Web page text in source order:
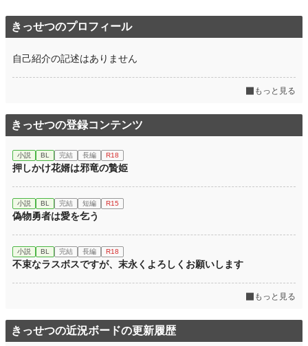
きっせつのプロフィール
自己紹介の記述はありません
もっと見る
きっせつの登録コンテンツ
小説 BL 完結 長編 R18
押しかけ花婿は邪竜の贄姫
小説 BL 完結 短編 R15
偽物勇者は愛を乞う
小説 BL 完結 長編 R18
不束なラスボスですが、末永くよろしくお願いします
もっと見る
きっせつの近況ボードの更新履歴